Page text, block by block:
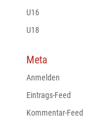
U16
U18
Meta
Anmelden
Eintrags-Feed
Kommentar-Feed